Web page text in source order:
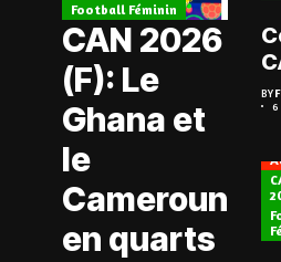
Football Féminin
CAN 2026
(F): Le
Ghana et
le
Cameroun
en quarts
BY
6